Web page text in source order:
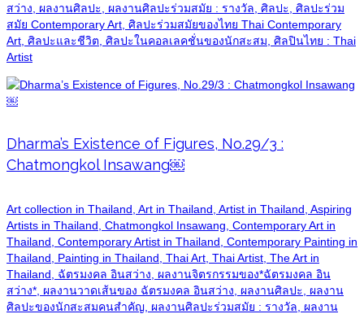
สว่าง, ผลงานศิลปะ, ผลงานศิลปะร่วมสมัย : รางวัล, ศิลปะ, ศิลปะร่วม
สมัย Contemporary Art, ศิลปะร่วมสมัยของไทย Thai Contemporary
Art, ศิลปะและชีวิต, ศิลปะในคอลเลคชั่นของนักสะสม, ศิลปินไทย : Thai
Artist
Dharma’s Existence of Figures, No.29/3 :
Chatmongkol Insawang￼
Art collection in Thailand, Art in Thailand, Artist in Thailand, Aspiring
Artists in Thailand, Chatmongkol Insawang, Contemporary Art in
Thailand, Contemporary Artist in Thailand, Contemporary Painting in
Thailand, Painting in Thailand, Thai Art, Thai Artist, The Art in
Thailand, ฉัตรมงคล อินสว่าง, ผลงานจิตรกรรมของ*ฉัตรมงคล อิน
สว่าง*, ผลงานวาดเส้นของ ฉัตรมงคล อินสว่าง, ผลงานศิลปะ, ผลงาน
ศิลปะของนักสะสมคนสำคัญ, ผลงานศิลปะร่วมสมัย : รางวัล, ผลงาน